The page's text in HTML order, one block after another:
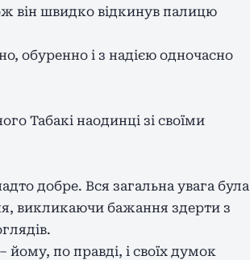
він швидко відкинув палицю
обуренно і з надією одночасно
Табакі наодинці зі своїми
добре. Вся загальна увага була
викликаючи бажання здерти з
по правді, і своїх думок